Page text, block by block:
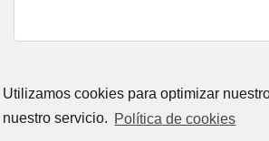
Utilizamos cookies para optimizar
nuestro servicio. Política de cookies